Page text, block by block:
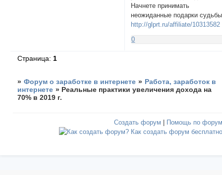
Начнете принимать
неожиданные подарки судьбы
http://glprt.ru/affiliate/10313582
0
Страница: 1
» Форум о заработке в интернете » Работа, заработок в
интернете » Реальные практики увеличения дохода на
70% в 2019 г.
Создать форум Помощь по